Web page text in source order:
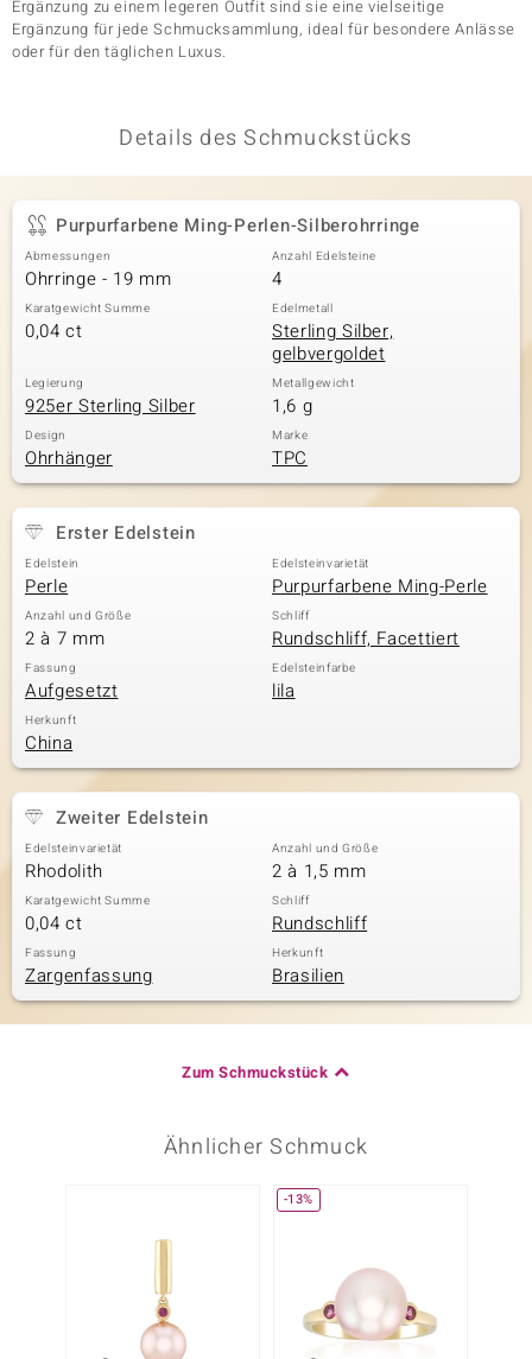
Ergänzung zu einem legeren Outfit sind sie eine vielseitige
Ergänzung für jede Schmucksammlung, ideal für besondere Anlässe
oder für den täglichen Luxus.
Details des Schmuckstücks
Purpurfarbene Ming-Perlen-Silberohrringe
Abmessungen
Ohrringe - 19 mm
Anzahl Edelsteine
4
Karatgewicht Summe
0,04 ct
Edelmetall
Sterling Silber,
gelbvergoldet
Legierung
925er Sterling Silber
Metallgewicht
1,6 g
Design
Ohrhänger
Marke
TPC
Erster Edelstein
Edelstein
Perle
Edelsteinvarietät
Purpurfarbene Ming-Perle
Anzahl und Größe
2 à 7 mm
Schliff
Rundschliff, Facettiert
Fassung
Aufgesetzt
Edelsteinfarbe
lila
Herkunft
China
Zweiter Edelstein
Edelsteinvarietät
Rhodolith
Anzahl und Größe
2 à 1,5 mm
Karatgewicht Summe
0,04 ct
Schliff
Rundschliff
Fassung
Zargenfassung
Herkunft
Brasilien
Zum Schmuckstück
Ähnlicher Schmuck
-13%